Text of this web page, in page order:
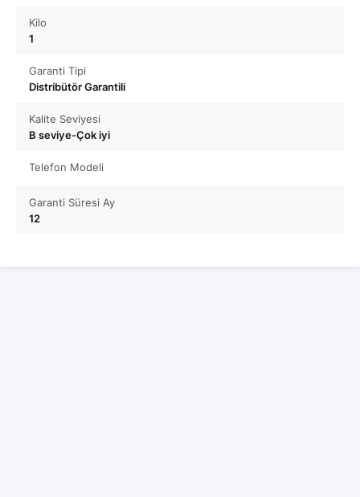
Kilo
1
Garanti Tipi
Distribütör Garantili
Kalite Seviyesi
B seviye-Çok iyi
Telefon Modeli
Garanti Süresi Ay
12